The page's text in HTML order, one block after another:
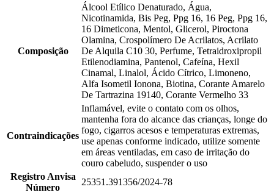
Composição
Álcool Etílico Denaturado, Água,
Nicotinamida, Bis Peg, Ppg 16, 16 Peg, Ppg 16,
16 Dimeticona, Mentol, Glicerol, Piroctona
Olamina, Crospolímero De Acrilatos, Acrilato
De Alquila C10 30, Perfume, Tetraidroxipropil
Etilenodiamina, Pantenol, Cafeína, Hexil
Cinamal, Linalol, Ácido Cítrico, Limoneno,
Alfa Isometil Ionona, Biotina, Corante Amarelo
De Tartrazina 19140, Corante Vermelho 33
Contraindicações
Inflamável, evite o contato com os olhos,
mantenha fora do alcance das crianças, longe do
fogo, cigarros acesos e temperaturas extremas,
use apenas conforme indicado, utilize somente
em áreas ventiladas, em caso de irritação do
couro cabeludo, suspender o uso
Registro Anvisa
Número
25351.391356/2024-78